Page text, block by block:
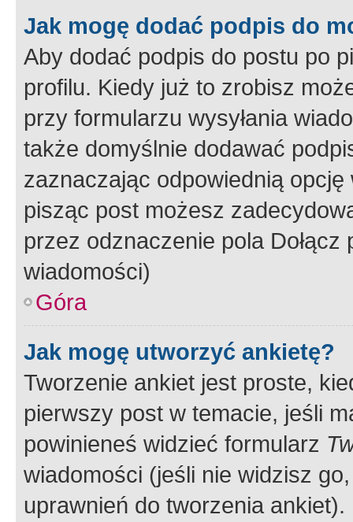
Jak mogę dodać podpis do
Aby dodać podpis do postu po
profilu. Kiedy już to zrobisz
przy formularzu wysyłania
także domyślnie dodawać
zaznaczając odpowiednią
pisząc post możesz
przez odznaczenie pola
wiadomości)
Góra
Jak mogę utworzyć ankietę?
Tworzenie ankiet jest proste,
pierwszy post w temacie, jeśli
powinieneś widzieć formularz
wiadomości (jeśli nie widzisz
uprawnień do tworzenia